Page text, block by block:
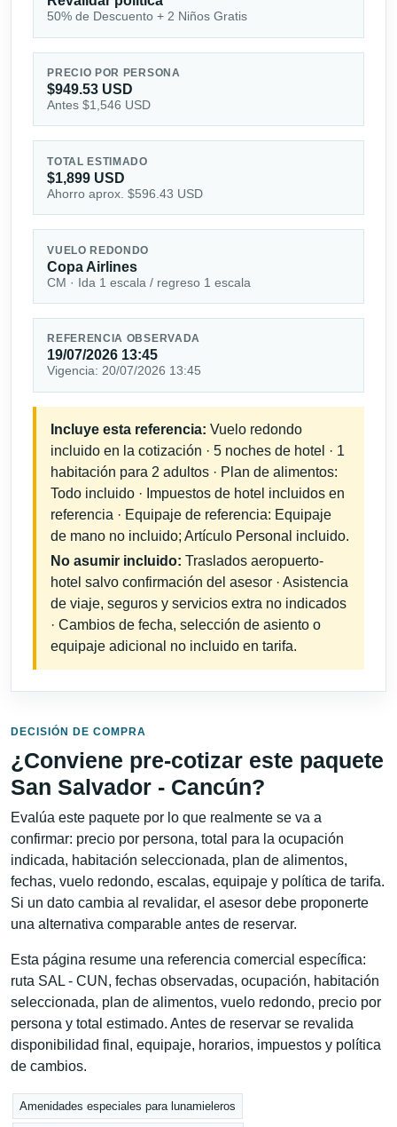
50% de Descuento + 2 Niños Gratis
PRECIO POR PERSONA
$949.53 USD
Antes $1,546 USD
TOTAL ESTIMADO
$1,899 USD
Ahorro aprox. $596.43 USD
VUELO REDONDO
Copa Airlines
CM · Ida 1 escala / regreso 1 escala
REFERENCIA OBSERVADA
19/07/2026 13:45
Vigencia: 20/07/2026 13:45
Incluye esta referencia: Vuelo redondo
incluido en la cotización · 5 noches de hotel · 1
habitación para 2 adultos · Plan de alimentos:
Todo incluido · Impuestos de hotel incluidos en
referencia · Equipaje de referencia: Equipaje
de mano no incluido; Artículo Personal incluido.
No asumir incluido: Traslados aeropuerto-
hotel salvo confirmación del asesor · Asistencia
de viaje, seguros y servicios extra no indicados
· Cambios de fecha, selección de asiento o
equipaje adicional no incluido en tarifa.
DECISIÓN DE COMPRA
¿Conviene pre-cotizar este paquete
San Salvador - Cancún?
Evalúa este paquete por lo que realmente se va a
confirmar: precio por persona, total para la ocupación
indicada, habitación seleccionada, plan de alimentos,
fechas, vuelo redondo, escalas, equipaje y política de tarifa.
Si un dato cambia al revalidar, el asesor debe proponerte
una alternativa comparable antes de reservar.
Esta página resume una referencia comercial específica:
ruta SAL - CUN, fechas observadas, ocupación, habitación
seleccionada, plan de alimentos, vuelo redondo, precio por
persona y total estimado. Antes de reservar se revalida
disponibilidad final, equipaje, horarios, impuestos y política
de cambios.
Amenidades especiales para lunamieleros